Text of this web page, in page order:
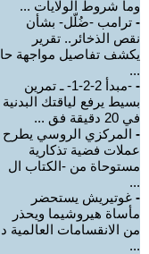
وما شروط الولايات ...
- ترامب -ضُلّل- بشأن
نقص الذخائر.. تقرير
يكشف تفاصيل مواجهة حا
...
-
-مبدأ 2-2-1- ـ تمرين
بسيط يرفع لياقتك البدنية
في 20 دقيقة فق ...
- المركزي الروسي يطرح
عملات فضية تذكارية
مستوحاة من -الكتاب ال
...
- غوتيريش يستحضر
مأساة هيروشيما ويحذر
من الانقسامات العالمية د
...